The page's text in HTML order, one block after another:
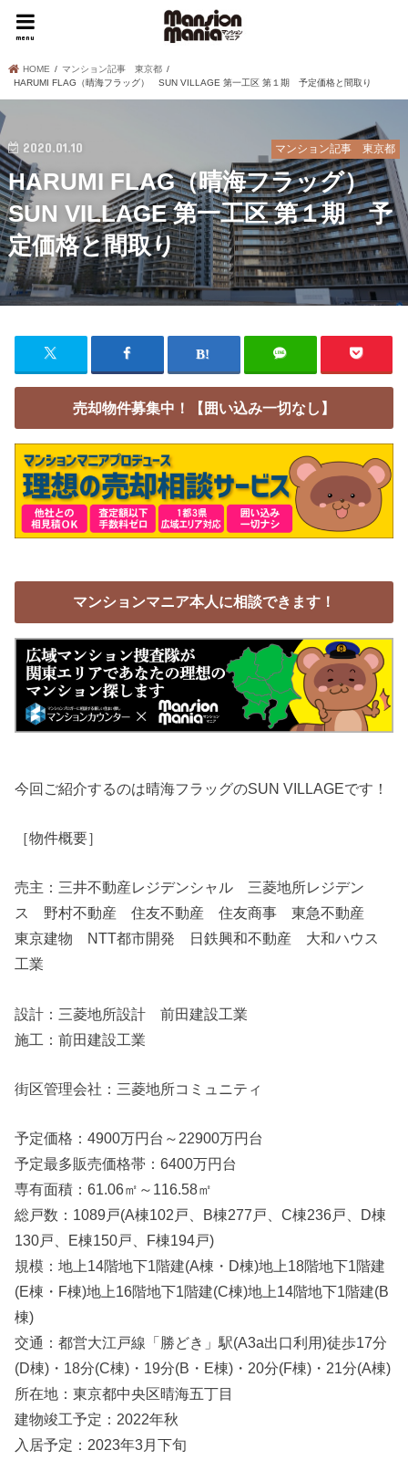
menu
HOME
マンション記事 東京都
HARUMI FLAG（晴海フラッグ） SUN VILLAGE 第一工区 第１期 予定価格と間取り
マンション記事 東京都
2020.01.10
HARUMI FLAG（晴海フラッグ）
SUN VILLAGE 第一工区 第１期 予
定価格と間取り
売却物件募集中！【囲い込み一切なし】
マンションマニア本人に相談できます！
今回ご紹介するのは晴海フラッグのSUN VILLAGEです！
［物件概要］
売主：三井不動産レジデンシャル 三菱地所レジデン
ス 野村不動産 住友不動産 住友商事 東急不動産
東京建物 NTT都市開発 日鉄興和不動産 大和ハウス
工業
設計：三菱地所設計 前田建設工業
施工：前田建設工業
街区管理会社：三菱地所コミュニティ
予定価格：4900万円台～22900万円台
予定最多販売価格帯：6400万円台
専有面積：61.06㎡～116.58㎡
総戸数：1089戸(A棟102戸、B棟277戸、C棟236戸、D棟
130戸、E棟150戸、F棟194戸)
規模：地上14階地下1階建(A棟・D棟)地上18階地下1階建
(E棟・F棟)地上16階地下1階建(C棟)地上14階地下1階建(B
棟)
交通：都営大江戸線「勝どき」駅(A3a出口利用)徒歩17分
(D棟)・18分(C棟)・19分(B・E棟)・20分(F棟)・21分(A棟)
所在地：東京都中央区晴海五丁目
建物竣工予定：2022年秋
入居予定：2023年3月下旬